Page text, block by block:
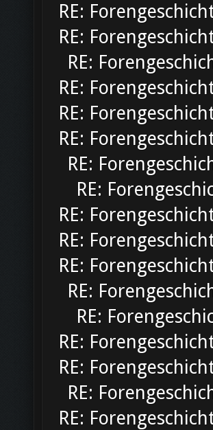
RE:
RE:
RE:
RE:
RE:
RE:
RE:
RE:
RE:
RE:
RE:
RE:
RE:
RE:
RE:
RE:
RE: